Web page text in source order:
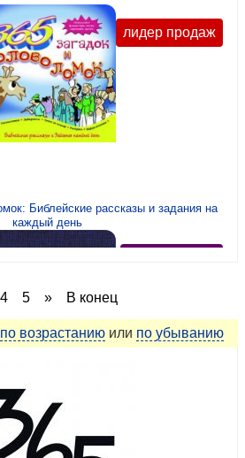
лидер продаж
Библейские рассказы и задания на
каждый день
и странствия по России
4 5 » В конец
по возрастанию или по убыванию